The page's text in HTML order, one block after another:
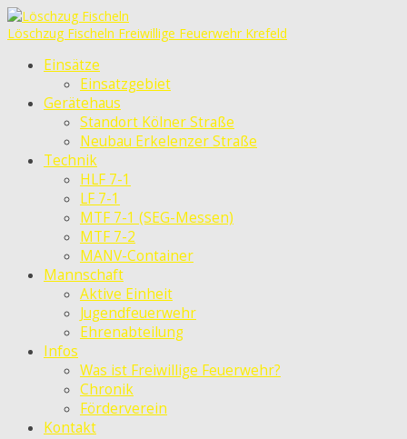
Löschzug Fischeln Freiwillige Feuerwehr Krefeld
Einsätze
Einsatzgebiet
Gerätehaus
Standort Kölner Straße
Neubau Erkelenzer Straße
Technik
HLF 7-1
LF 7-1
MTF 7-1 (SEG-Messen)
MTF 7-2
MANV-Container
Mannschaft
Aktive Einheit
Jugendfeuerwehr
Ehrenabteilung
Infos
Was ist Freiwillige Feuerwehr?
Chronik
Förderverein
Kontakt